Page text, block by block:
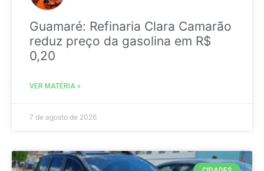
Guamaré: Refinaria Clara Camarão
reduz preço da gasolina em R$
0,20
VER MATÉRIA »
7 de agosto de 2026